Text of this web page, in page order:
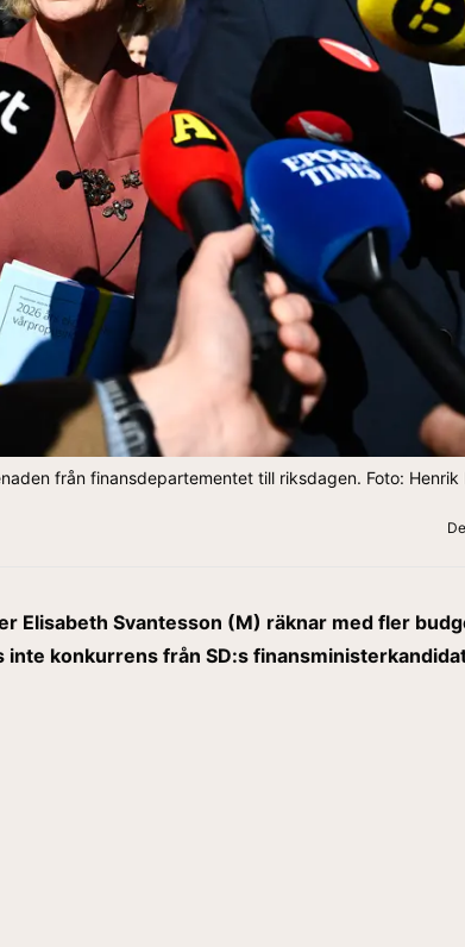
från finansdepartementet till riksdagen. Foto:
Elisabeth Svantesson (M) räknar med fler
inte konkurrens från SD:s